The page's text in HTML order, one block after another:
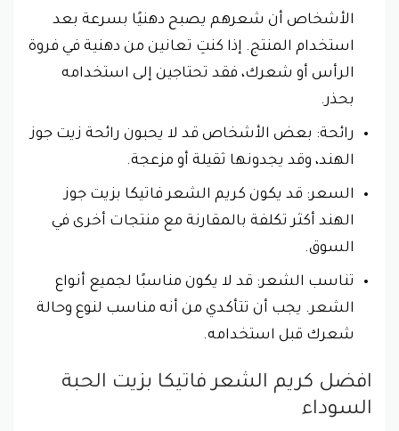
الأشخاص أن شعرهم يصبح دهنيًا بسرعة بعد
استخدام المنتج. إذا كنتِ تعانين من دهنية في فروة
الرأس أو شعرك، فقد تحتاجين إلى استخدامه
بحذر.
رائحة: بعض الأشخاص قد لا يحبون رائحة زيت جوز
الهند، وقد يجدونها ثقيلة أو مزعجة.
السعر: قد يكون كريم الشعر فاتيكا بزيت جوز
الهند أكثر تكلفة بالمقارنة مع منتجات أخرى في
السوق.
تناسب الشعر: قد لا يكون مناسبًا لجميع أنواع
الشعر. يجب أن تتأكدي من أنه مناسب لنوع وحالة
شعرك قبل استخدامه.
افضل كريم الشعر فاتيكا بزيت الحبة
السوداء